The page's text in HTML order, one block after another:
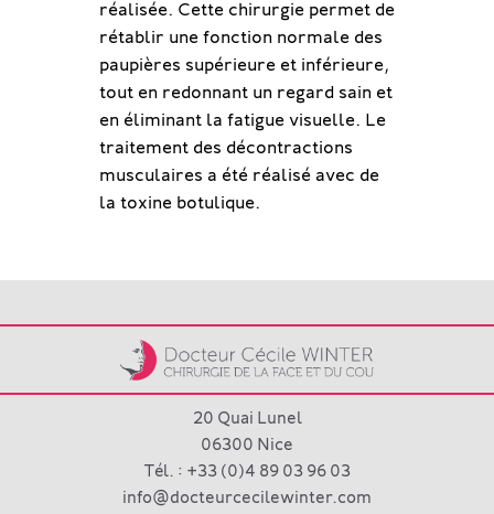
réalisée. Cette chirurgie permet de
rétablir une fonction normale des
paupières supérieure et inférieure,
tout en redonnant un regard sain et
en éliminant la fatigue visuelle. Le
traitement des décontractions
musculaires a été réalisé avec de
la toxine botulique.
d’acide hyaluronique ont été
réalisées au niveau des rides du
sourire et de l'ovale du visage afin
d’harmoniser et de perfectionner
l’apparence générale.
Le résultat présenté ici est
observé un an après l’intervention.
20 Quai Lunel
06300 Nice
Tél. : +33 (0)4 89 03 96 03
info@docteurcecilewinter.com